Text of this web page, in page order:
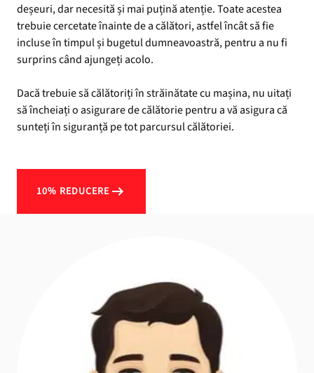
deșeuri, dar necesită și mai puțină atenție. Toate acestea
trebuie cercetate înainte de a călători, astfel încât să fie
incluse în timpul și bugetul dumneavoastră, pentru a nu fi
surprins când ajungeți acolo.
Dacă trebuie să călătoriți în străinătate cu mașina, nu uitați
să încheiați o asigurare de călătorie pentru a vă asigura că
sunteți în siguranță pe tot parcursul călătoriei.
10% REDUCERE